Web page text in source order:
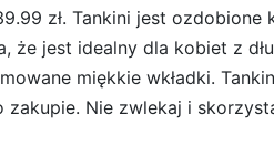
zł. Tankini jest ozdobione
jest idealny dla kobiet z
miękkie wkładki.
zakupie. Nie zwlekaj i